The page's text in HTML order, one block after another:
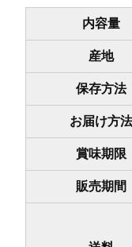
内容量
産地
保存方法
お届け方法
賞味期限
販売期間